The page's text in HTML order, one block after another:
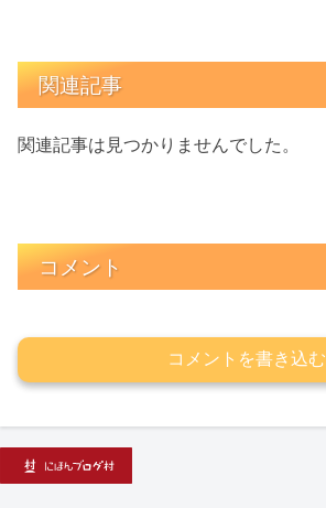
関連記事
関連記事は見つかりませんでした。
コメント
コメントを書き込む